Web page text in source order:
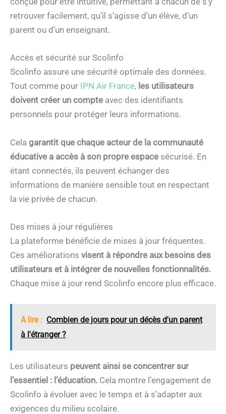
retrouver facilement, qu’il s’agisse d’un élève, d’un
parent ou d’un enseignant.
Accès et sécurité sur Scolinfo
Scolinfo assure une sécurité optimale des données.
Tout comme pour IPN Air France, les utilisateurs
doivent créer un compte avec des identifiants
personnels pour protéger leurs informations.
Cela garantit que chaque acteur de la communauté
éducative a accès à son propre espace sécurisé. En
étant connectés, ils peuvent échanger des
informations de manière sensible tout en respectant
la vie privée de chacun.
Des mises à jour régulières
La plateforme bénéficie de mises à jour fréquentes.
Ces améliorations visent à répondre aux besoins des
utilisateurs et à intégrer de nouvelles fonctionnalités.
Chaque mise à jour rend Scolinfo encore plus efficace.
A lire : Combien de jours pour un décès d'un parent
à l'étranger ?
Les utilisateurs peuvent ainsi se concentrer sur
l’essentiel : l’éducation. Cela montre l’engagement de
Scolinfo à évoluer avec le temps et à s’adapter aux
exigences du milieu scolaire.